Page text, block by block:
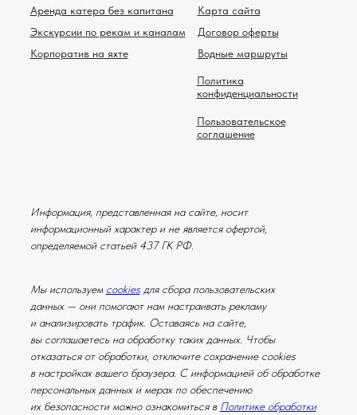
Аренда катера без капитана
Экскурсии по рекам и каналам
Корпоратив на яхте
Пользовательское
соглашение
Политика
конфиденциальности
Договор оферты
Водные маршруты
Карта сайта
Мы используем cookiesдля сбора пользовательских
данных — они помогают нам настраивать рекламу
и анализировать трафик. Оставаясь на сайте,
вы соглашаетесь на обработку таких данных. Чтобы
отказаться от обработки, отключите сохранение cookies
в настройках вашего браузера. С информацией об обработке
персональных данных и мерах по обеспечению
их безопасности можно ознакомиться в Политике обработки
Информация, представленная на сайте, носит
информационный характер и не является офертой,
определяемой статьей 437 ГК РФ.